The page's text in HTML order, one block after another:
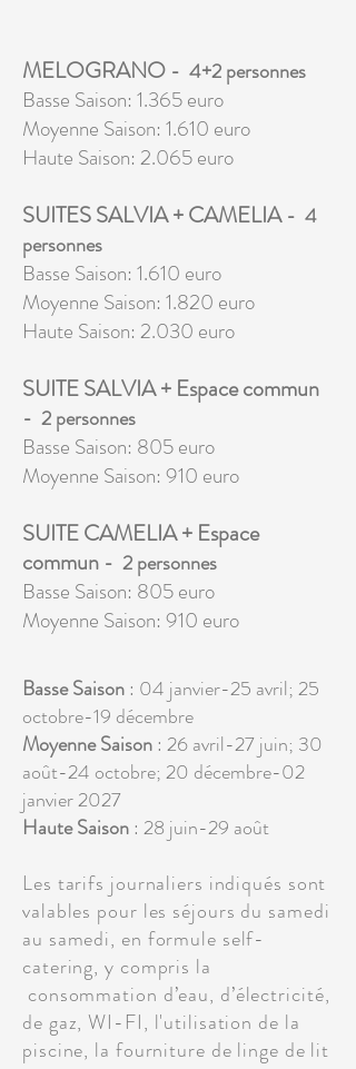
MELOGRANO - 4+2 personnes
Basse Saison: 1.365 euro
Moyenne Saison: 1.610 euro
Haute Saison: 2.065 euro
SUITES SALVIA + CAMELIA- 4
personnes
Basse Saison: 1.610 euro
Moyenne Saison: 1.820 euro
Haute Saison: 2.030 euro
SUITE SALVIA + Espace commun
- 2 personnes
Basse Saison: 805 euro
Moyenne Saison: 910 euro
SUITE CAMELIA + Espace
commun - 2 personnes
Basse Saison: 805 euro
Moyenne Saison: 910 euro
Basse Saison: 04 janvier-25 avril; 25
octobre-19 décembre
Moyenne Saison: 26 avril-27 juin; 30
août-24 octobre; 20 décembre-02
janvier 2027
Haute Saison: 28 juin-29 août
Les tarifs journaliers indiqués sont
valables pour les séjours du samedi
au samedi, en formule self-
catering, y compris la
consommation d’eau, d’électricité,
de gaz, WI-FI, l'utilisation de la
piscine, la fourniture de linge de lit